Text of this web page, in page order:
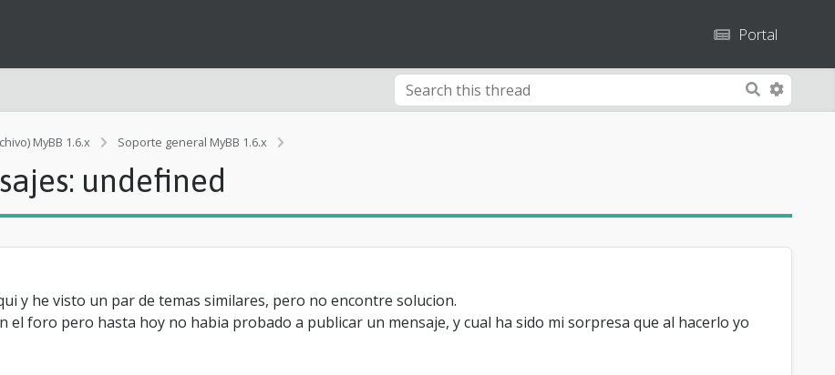
Portal
S
A
d
e
MyBB 1.6.x Soporte general MyBB 1.6.x
b
i
c
o
undefined
y he visto un par de temas similares, pero no encontre solucion.
el foro pero hasta hoy no habia probado a publicar un mensaje, y cual ha sido mi sorpresa que al hacerlo yo